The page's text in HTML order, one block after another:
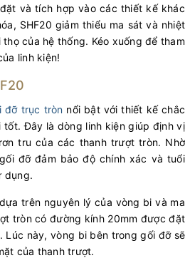
và tích hợp vào các thiết kế khác
SHF20 giảm thiểu ma sát và nhiệt
của hệ thống. Kéo xuống để tham
linh kiện!
đỡ trục tròn nổi bật với thiết kế chắc
tốt. Đây là dòng linh kiện giúp định vị
tru của các thanh trượt tròn. Nhờ
đỡ đảm bảo độ chính xác và tuổi
dụng.
trên nguyên lý của vòng bi và ma
tròn có đường kính 20mm được đặt
Lúc này, vòng bi bên trong gối đỡ sẽ
của thanh trượt.